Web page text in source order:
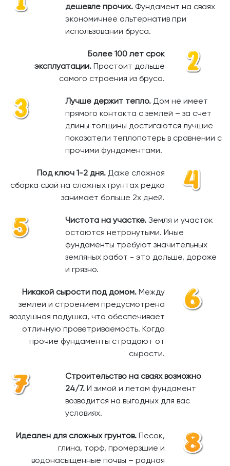
дешевле прочих. Фундамент на сваях
экономичнее альтернатив при
использовании бруса.
Более 100 лет срок
эксплуатации. Простоит дольше
самого строения из бруса.
Лучше держит тепло. Дом не имеет
прямого контакта с землей – за счет
длины толщины достигаются лучшие
показатели теплопотерь в сравнении с
прочими фундаментами.
Под ключ 1-2 дня. Даже сложная
сборка свай на сложных грунтах редко
занимает больше 2х дней.
Чистота на участке. Земля и участок
остаются нетронутыми. Иные
фундаменты требуют значительных
земляных работ - это дольше, дороже
и грязно.
Никакой сырости под домом. Между
землей и строением предусмотрена
воздушная подушка, что обеспечивает
отличную проветриваемость. Когда
прочие фундаменты страдают от
сырости.
Строительство на сваях возможно
24/7. И зимой и летом фундамент
возводится на выгодных для вас
условиях.
Идеален для сложных грунтов. Песок,
глина, торф, промерзшие и
водонасыщенные почвы – родная